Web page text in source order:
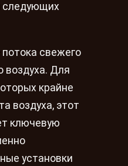
следующих
свежего
воздуха. Для
крайне
воздуха, этот
ключевую
установки